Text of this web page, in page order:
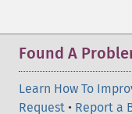
Found A
Learn How To
Request • Report a